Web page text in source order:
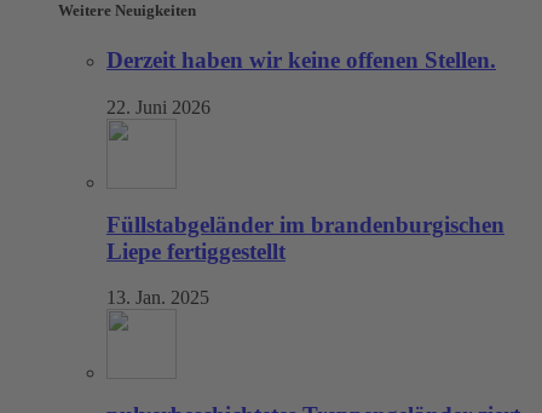
Weitere Neuigkeiten
Derzeit haben wir keine offenen Stellen.
22. Juni 2026
Füllstabgeländer im brandenburgischen
Liepe fertiggestellt
13. Jan. 2025